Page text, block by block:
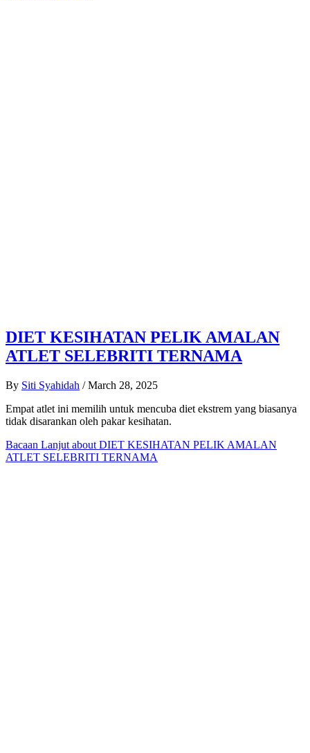
DIET KESIHATAN PELIK AMALAN
ATLET SELEBRITI TERNAMA
By Siti Syahidah / March 28, 2025
Empat atlet ini memilih untuk mencuba diet ekstrem yang biasanya
tidak disarankan oleh pakar kesihatan.
Bacaan Lanjut about DIET KESIHATAN PELIK AMALAN
ATLET SELEBRITI TERNAMA